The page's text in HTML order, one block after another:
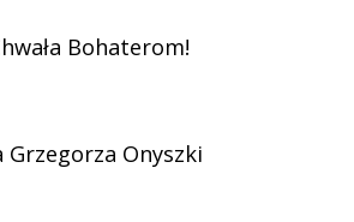
Bohaterom!
Grzegorza Onyszki